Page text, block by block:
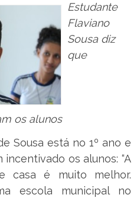
Estudante
Flaviano
Sousa diz
que
os alunos
Sousa está no 1º ano e
os alunos: “A
casa é muito melhor.
escola municipal no